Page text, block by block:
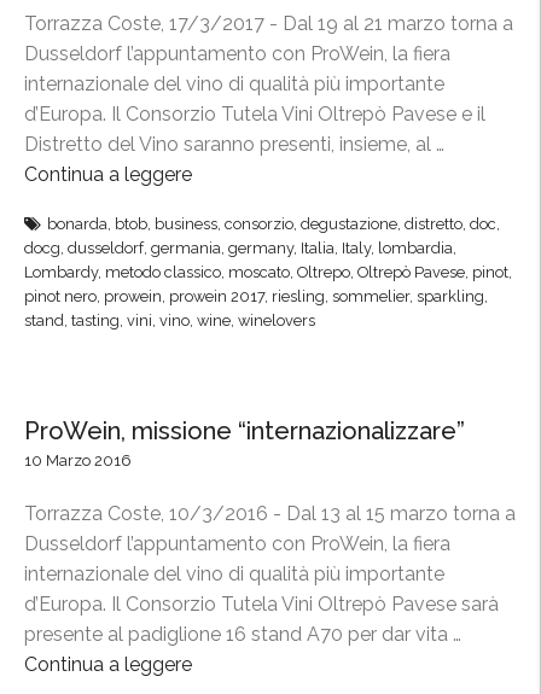
C
s
i
o
a
i
a
i
n
t
e
Torrazza Coste, 17/3/2017 - Dal 19 al 21 marzo torna a
Dusseldorf l’appuntamento con ProWein, la fiera
internazionale del vino di qualità più importante
d’Europa. Il Consorzio Tutela Vini Oltrepò Pavese e il
Distretto del Vino saranno presenti, insieme, al …
Continua a leggere
l
t
r
e
a
e
s
e
a
P
bonarda, btob, business, consorzio, degustazione, distretto, doc,
docg, dusseldorf, germania, germany, Italia, Italy, lombardia,
Lombardy, metodo classico, moscato, Oltrepo, Oltrepò Pavese, pinot,
pinot nero, prowein, prowein 2017, riesling, sommelier, sparkling,
stand, tasting, vini, vino, wine, winelovers
ProWein, missione “internazionalizzare”
10 Marzo 2016
Torrazza Coste, 10/3/2016 - Dal 13 al 15 marzo torna a
Dusseldorf l’appuntamento con ProWein, la fiera
internazionale del vino di qualità più importante
d’Europa. Il Consorzio Tutela Vini Oltrepò Pavese sarà
presente al padiglione 16 stand A70 per dar vita …
Continua a leggere